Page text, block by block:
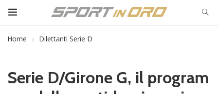
Home Dilettanti Serie D
Serie D/Girone G, il program